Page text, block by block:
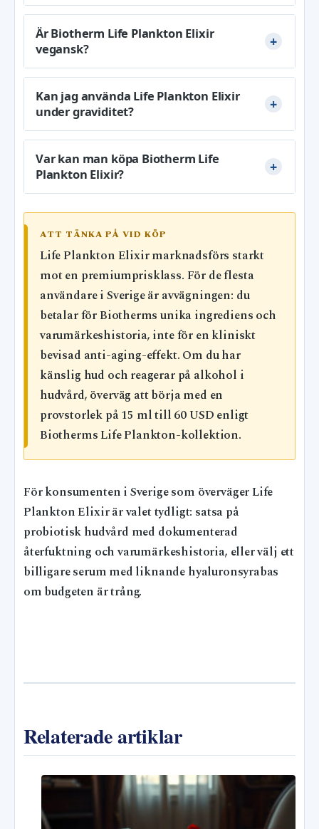
Är Biotherm Life Plankton Elixir
vegansk?
Kan jag använda Life Plankton Elixir
under graviditet?
Var kan man köpa Biotherm Life
Plankton Elixir?
ATT TÄNKA PÅ VID KÖP
Life Plankton Elixir marknadsförs starkt
mot en premiumprisklass. För de flesta
användare i Sverige är avvägningen: du
betalar för Biotherms unika ingrediens och
varumärkeshistoria, inte för en kliniskt
bevisad anti-aging-effekt. Om du har
känslig hud och reagerar på alkohol i
hudvård, överväg att börja med en
provstorlek på 15 ml till 60 USD enligt
Biotherms Life Plankton-kollektion.
För konsumenten i Sverige som överväger Life
Plankton Elixir är valet tydligt: satsa på
probiotisk hudvård med dokumenterad
återfuktning och varumärkeshistoria, eller välj ett
billigare serum med liknande hyaluronsyrabas
om budgeten är trång.
Relaterade artiklar